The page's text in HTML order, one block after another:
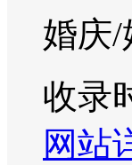
婚庆/
收录
网站